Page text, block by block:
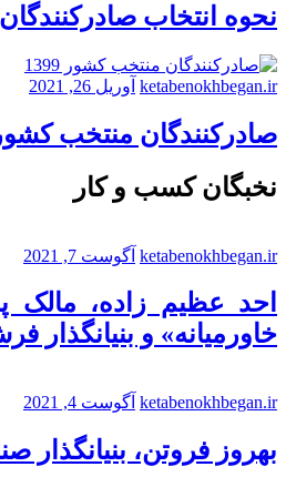
نحوه انتخاب
ketabenokhbegan.ir آوریل 26, 2021
صادرکنندگان منتخب کشور
نخبگان کسب و کار
ketabenokhbegan.ir آگوست 7, 2021
احد عظیم زاده، مالک
خاورمیانه» و بنیانگذار
ketabenokhbegan.ir آگوست 4, 2021
بهروز فروتن، بنیانگذار